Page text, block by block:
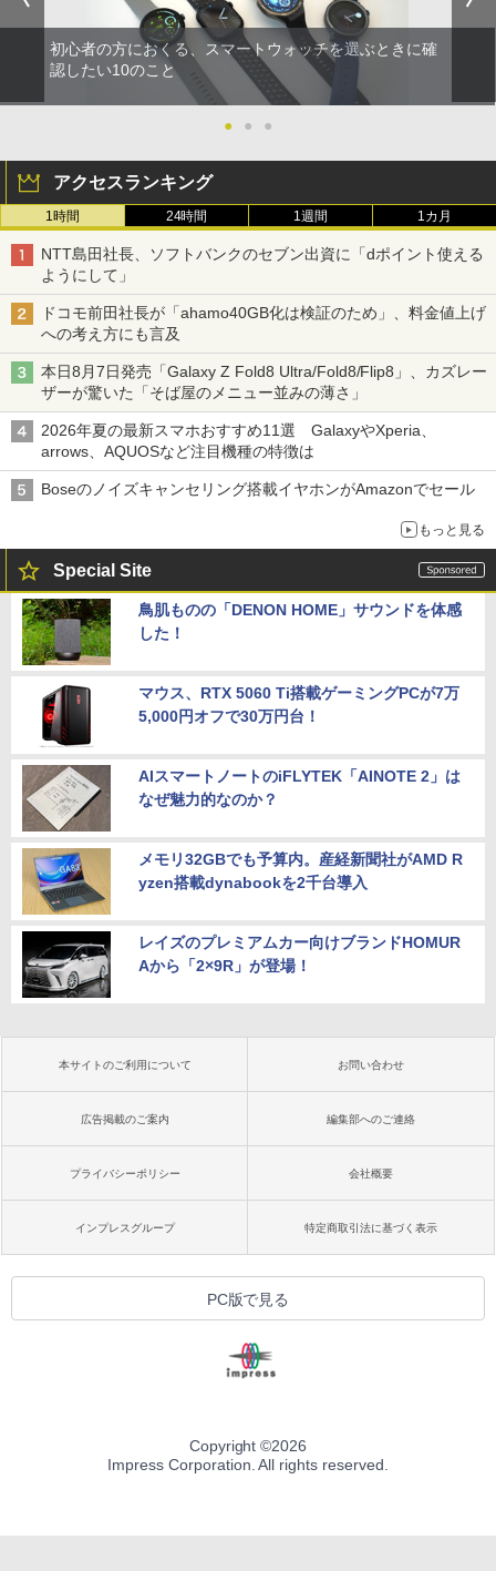
初心者の方におくる、スマートウォッチを選ぶときに確
認したい10のこと
● ● ●
アクセスランキング
1時間 24時間 1週間 1カ月
NTT島田社長、ソフトバンクのセブン出資に「dポイント使える
ようにして」
ドコモ前田社長が「ahamo40GB化は検証のため」、料金値上げ
への考え方にも言及
本日8月7日発売「Galaxy Z Fold8 Ultra/Fold8/Flip8」、カズレー
ザーが驚いた「そば屋のメニュー並みの薄さ」
2026年夏の最新スマホおすすめ11選 GalaxyやXperia、
arrows、AQUOSなど注目機種の特徴は
Boseのノイズキャンセリング搭載イヤホンがAmazonでセール
もっと見る
Special Site
鳥肌ものの「DENON HOME」サウンドを体感
した！
マウス、RTX 5060 Ti搭載ゲーミングPCが7万
5,000円オフで30万円台！
AIスマートノートのiFLYTEK「AINOTE 2」は
なぜ魅力的なのか？
メモリ32GBでも予算内。産経新聞社がAMD R
yzen搭載dynabookを2千台導入
レイズのプレミアムカー向けブランドHOMUR
Aから「2×9R」が登場！
本サイトのご利用について お問い合わせ
広告掲載のご案内 編集部へのご連絡
プライバシーポリシー 会社概要
インプレスグループ 特定商取引法に基づく表示
PC版で見る
Copyright ©2026
Impress Corporation. All rights reserved.